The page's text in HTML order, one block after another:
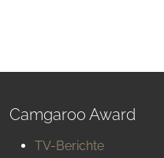
Camgaroo Award
TV-Berichte